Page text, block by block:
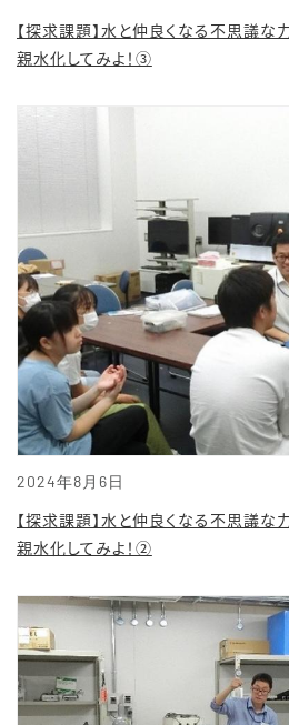
【探求課題】水と仲良くなる不思議な
親水化してみよ！③
2024年8月6日
【探求課題】水と仲良くなる不思議な
親水化してみよ！②